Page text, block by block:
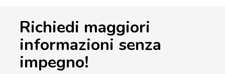
Richiedi maggiori
informazioni senza
impegno!